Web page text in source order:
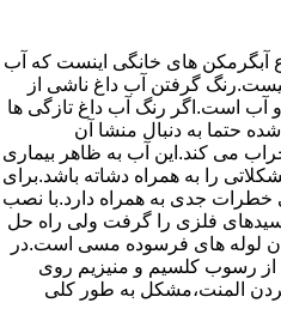
آبگرمکن های خانگی اینست که آب
گرفتن آب داغ ناشی از
آب است.اگر رنگ آب داغ تازگی ها
حتما به دنبال منشا آن
می کند.این آب به ظاهر بیماری
را به همراه دشاته باشد.برای
جدی به همراه دارد.با نصب
فلزی را گرفت ولی راه حل
لوله های فرسوده مسی است.در
از رسوب کلسیم و منیزیم روی
المنت،مشکل به طور کلی